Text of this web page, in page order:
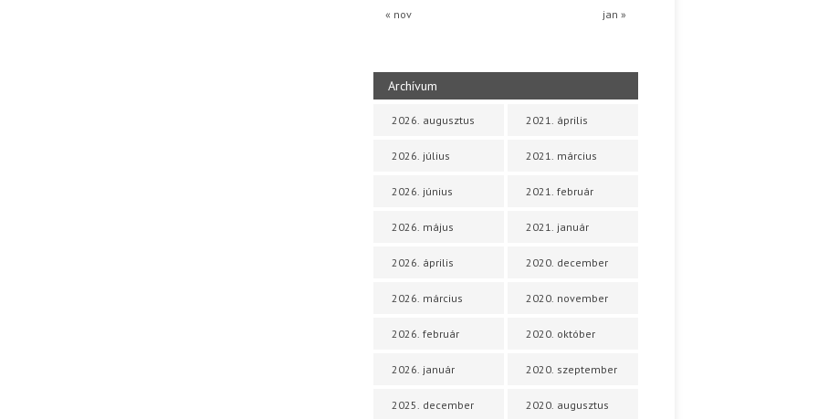
« nov jan »
Archívum
2026. augusztus
2026. július
2026. június
2026. május
2026. április
2026. március
2026. február
2026. január
2025. december
2021. április
2021. március
2021. február
2021. január
2020. december
2020. november
2020. október
2020. szeptember
2020. augusztus